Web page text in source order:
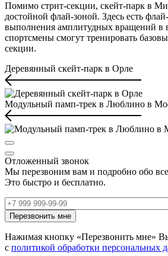
Помимо стрит-секции, скейт-парк в
достойной флай-зоной. Здесь есть
выполнения амплитудных вращений в
спортсмены смогут тренировать
секции.
Деревянный скейт-парк в Орле
Модульный памп-трек в Люблино в
Отложенный звонок
Мы перезвоним вам и подробно обо
Это быстро и бесплатно.
Нажимая кнопку «Перезвонить мне»
с политикой обработки персональных